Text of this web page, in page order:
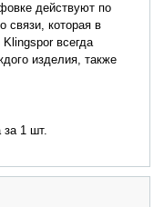
действуют по
связи, которая в
Klingspor всегда
изделия, также
за 1 шт.